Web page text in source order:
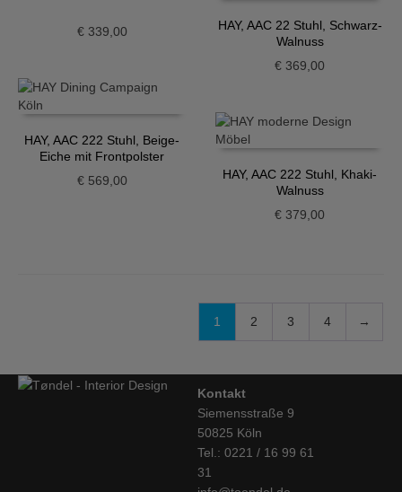
€339,00
HAY, AAC 22 Stuhl, Schwarz-
Walnuss
€ 369,00
HAY, AAC 222 Stuhl, Beige-
Eiche mit Frontpolster
€569,00
HAY, AAC 222 Stuhl, Khaki-
Walnuss
€ 379,00
1 2 3 4 →
Kontakt
Siemensstraße 9
50825 Köln
Tel.: 0221 / 16 99 61
31